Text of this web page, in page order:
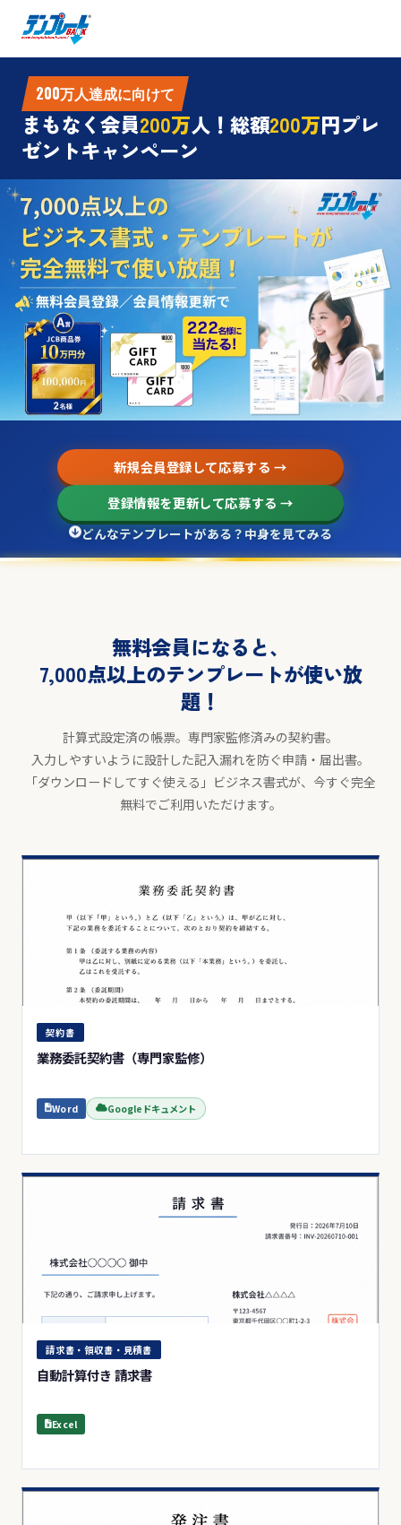
200万人達成に向けて
まもなく会員200万人！総額200万円プレ
ゼントキャンペーン
新規会員登録して応募する →
登録情報を更新して応募する →
どんなテンプレートがある？中身を見てみる
無料会員になると、
7,000点以上のテンプレートが使い放
題！
計算式設定済の帳票。専門家監修済みの契約書。
入力しやすいように設計した記入漏れを防ぐ申請・届出書。
「ダウンロードしてすぐ使える」ビジネス書式が、今すぐ完全
無料でご利用いただけます。
契約書
業務委託契約書（専門家監修）
Word Googleドキュメント
請求書・領収書・見積書
自動計算付き 請求書
Excel